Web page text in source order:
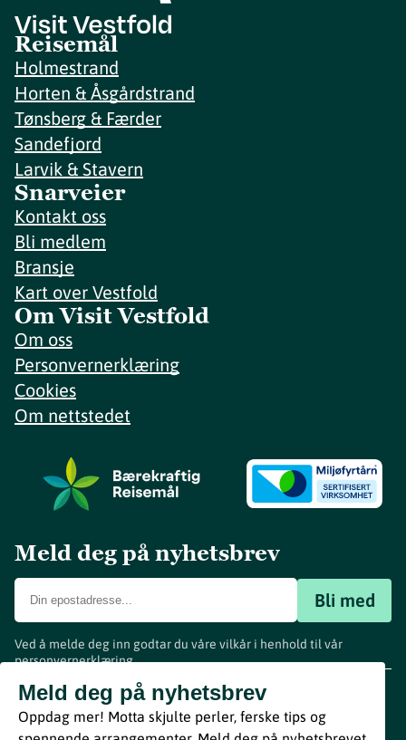
Reisemål
Holmestrand
Horten & Åsgårdstrand
Tønsberg & Færder
Sandefjord
Larvik & Stavern
Snarveier
Kontakt oss
Bli medlem
Bransje
Kart over Vestfold
Om Visit Vestfold
Om oss
Personvernerklæring
Cookies
Om nettstedet
Meld deg på nyhetsbrev
Bli med
Ved å melde deg inn godtar du våre vilkår i henhold til vår
personvernerklæring.
Meld deg på nyhetsbrev
Oppdag mer! Motta skjulte perler, ferske tips og
www.visitvestfold.com
Turistinformasjon
Vestfold Fylkeskommune